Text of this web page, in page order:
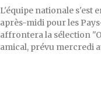
L'équipe nationale s'est
après-midi pour les
affrontera la sélection
amical, prévu mercredi